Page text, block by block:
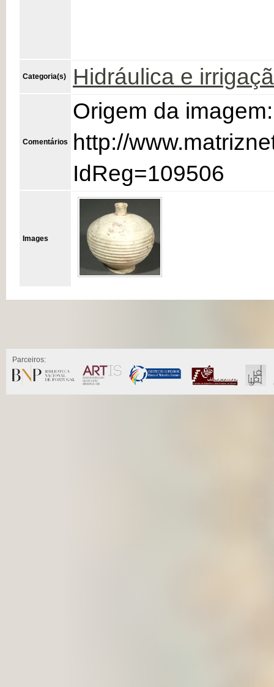
Categoria(s) Hidráulica e
Comentários
Origem da imagem:
http://
IdReg=109506
Images
Parceiros: